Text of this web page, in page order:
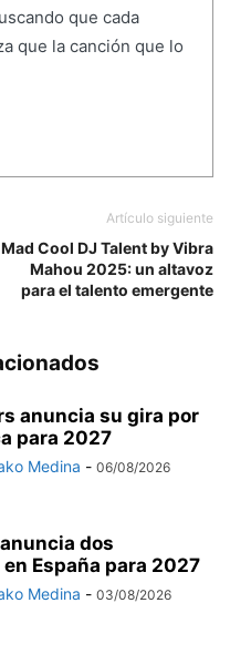
que cada
que la canción que lo
Artículo siguiente
Mad Cool DJ Talent by Vibra
Mahou 2025: un altavoz
para el talento emergente
anuncia su gira por
para 2027
Medina - 06/08/2026
dos
España para 2027
Medina - 03/08/2026